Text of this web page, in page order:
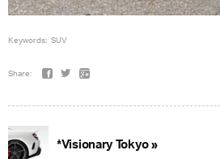
Keywords: SUV
Share:
*Visionary Tokyo »